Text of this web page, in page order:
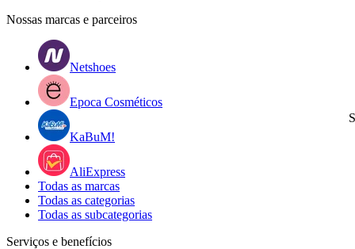
Nossas marcas e parceiros
Netshoes
Epoca Cosméticos
KaBuM!
AliExpress
Todas as marcas
Todas as categorias
Todas as subcategorias
Serviços e benefícios